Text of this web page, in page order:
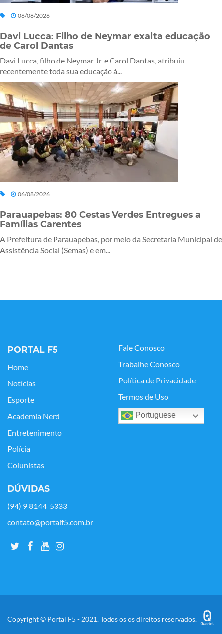
06/08/2026
Davi Lucca: Filho de Neymar exalta educação
de Carol Dantas
Davi Lucca, filho de Neymar Jr. e Carol Dantas, atribuiu
recentemente toda sua educação à...
06/08/2026
Parauapebas: 80 Cestas Verdes Entregues a
Famílias Carentes
A Prefeitura de Parauapebas, por meio da Secretaria Municipal de
Assistência Social (Semas) e em...
PORTAL F5
Home
Notícias
Esporte
Academia Nerd
Entretenimento
Polícia
Colunistas
Fale Conosco
Trabalhe Conosco
Política de Privacidade
Termos de Uso
Portuguese
DÚVIDAS
(94) 9 8144-5333
contato@portalf5.com.br
Copyright © Portal F5 - 2021. Todos os os direitos reservados.